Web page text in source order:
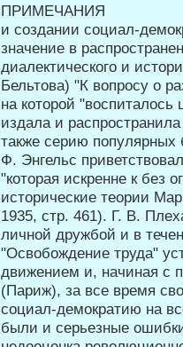
и создании социал-
значение в
диалектического и
Бельтова) "К вопросу о
на которой "воспиталось
издала и
также серию
Ф. Энгельс
"которая искренне к без
исторические теории
1935, стр. 461). Г. В.
личной дружбой и в
"Освобождение труда"
движением и, начиная с
(Париж), за все время
социал-демократию на
были и серьезные